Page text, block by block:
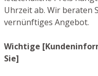
Uhrzeit ab. Wir beraten
vernünftiges Angebot.
Wichtige
Sie]